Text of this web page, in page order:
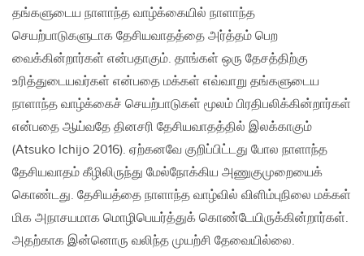
தங்களுடைய நாளாந்த வாழ்க்கையில் நாளாந்த
செயற்பாடுகளுடாக தேசியவாதத்தை அர்த்தம் பெற
வைக்கின்றார்கள் என்பதாகும். தாங்கள் ஒரு தேசத்திற்கு
உரித்துடையவர்கள் என்பதை மக்கள் எவ்வாறு தங்களுடைய
நாளாந்த வாழ்க்கைச் செயற்பாடுகள் மூலம் பிரதிபலிக்கின்றார்கள்
என்பதை ஆய்வதே தினசரி தேசியவாதத்தில் இலக்காகும்
(Atsuko Ichijo 2016). ஏற்கனவே குறிப்பிட்டது போல நாளாந்த
தேசியவாதம் கீழிலிருந்து மேல்நோக்கிய அணுகுமுறையைக்
கொண்டது. தேசியத்தை நாளாந்த வாழ்வில் விளிம்புநிலை மக்கள்
மிக அநாசயமாக மொழிபெயர்த்துக் கொண்டேயிருக்கின்றார்கள்.
அதற்காக இன்னொரு வலிந்த முயற்சி தேவையில்லை.